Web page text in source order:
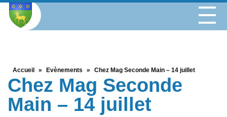
Accueil » Evènements » Chez Mag Seconde Main – 14 juillet
Chez Mag Seconde
Main – 14 juillet